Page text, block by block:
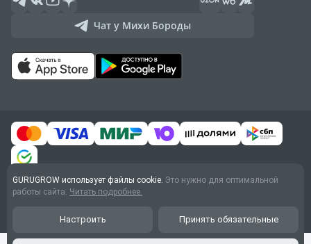
Чат у Михи Бороды
Договор оферты
GURUGROW использует файлы cookie. Это нужно для оптимальной
работы сайта. Читать подробнее.
Настроить Принять обязательные